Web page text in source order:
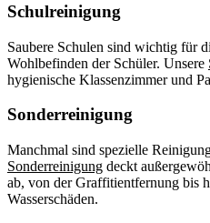
Schulreinigung
Saubere Schulen sind wichtig für
Wohlbefinden der Schüler. Unsere
hygienische Klassenzimmer und
Sonderreinigung
Manchmal sind spezielle
Sonderreinigung deckt
ab, von der Graffitientfernung bis
Wasserschäden.